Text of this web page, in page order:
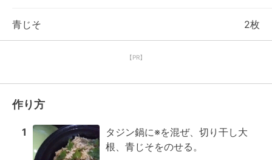
青じそ 2枚
【PR】
作り方
1
タジン鍋に※を混ぜ、切り干し大
根、青じそをのせる。